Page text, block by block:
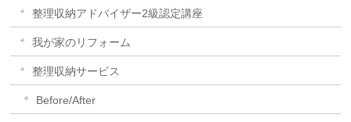
整理収納アドバイザー2級認定講座
我が家のリフォーム
整理収納サービス
Before/After